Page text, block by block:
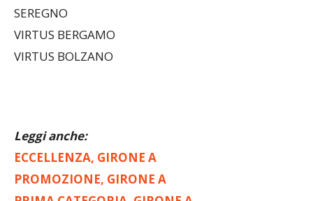
SEREGNO
VIRTUS BERGAMO
VIRTUS BOLZANO
Leggi anche:
ECCELLENZA, GIRONE A
PROMOZIONE, GIRONE A